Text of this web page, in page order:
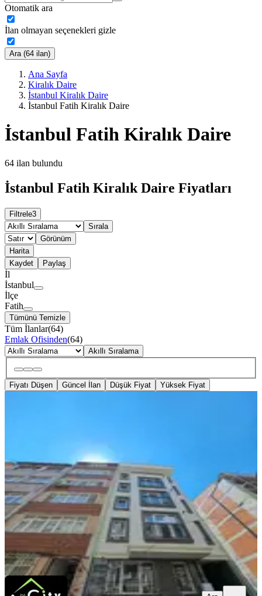
Otomatik ara
İlan olmayan seçenekleri gizle
Ara (64 ilan)
Ana Sayfa
Kiralık Daire
İstanbul Kiralık Daire
İstanbul Fatih Kiralık Daire
İstanbul Fatih Kiralık Daire
64 ilan bulundu
İstanbul Fatih Kiralık Daire Fiyatları
Filtrele3
Sırala
Görünüm
Harita
Kaydet
Paylaş
İl
İstanbul
İlçe
Fatih
Tümünü Temizle
Tüm İlanlar(64)
Emlak Ofisinden(64)
Akıllı Sıralama
Fiyatı Düşen Güncel İlan Düşük Fiyat Yüksek Fiyat
2+1·70 m²·3. Kat·06.08.2026
65.000 ₺
CİTY GAYRİMENKUL zeki akhan
Ara